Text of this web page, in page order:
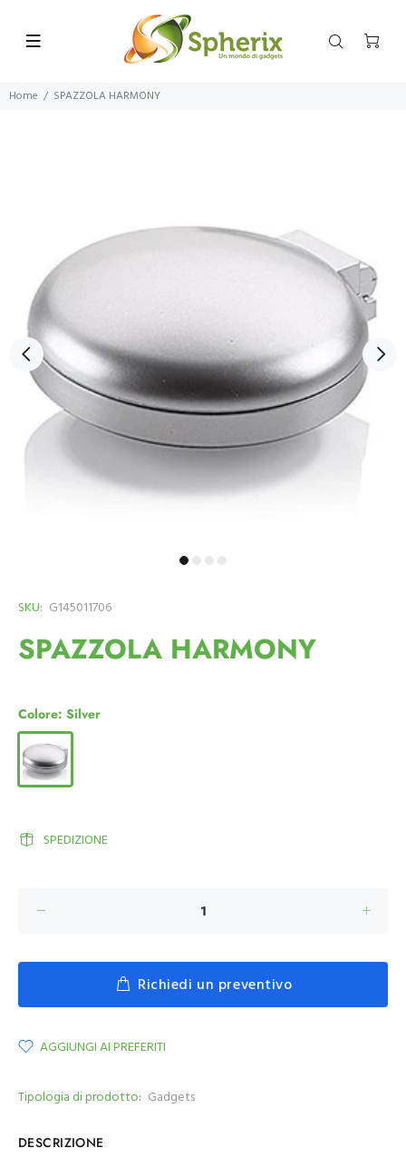
Home SPAZZOLA HARMONY
SKU: G145011706
SPAZZOLA HARMONY
Colore: Silver
SPEDIZIONE
Richiedi un preventivo
AGGIUNGI AI PREFERITI
Tipologia di prodotto: Gadgets
DESCRIZIONE